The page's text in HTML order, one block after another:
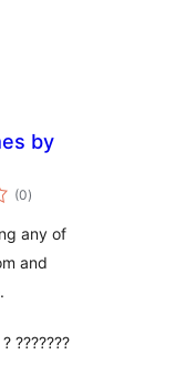
by
(0कुल
रेटिङ्गहरू
)
any of
and
???????